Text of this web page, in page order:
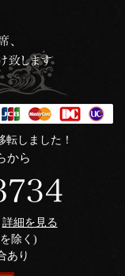
転しました！
から
詳細を見る
除く)
あり